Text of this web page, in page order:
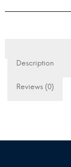
Description
Reviews (0)